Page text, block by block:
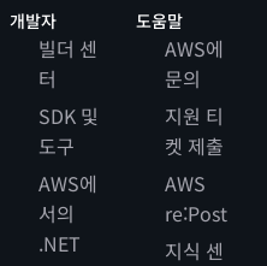
개발자
빌더 센
터
SDK 및
도구
AWS에
서의
.NET
도움말
AWS에
문의
지원 티
켓 제출
AWS
re:Post
지식 센